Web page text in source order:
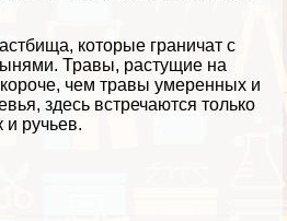
которые граничат с
Травы, растущие на
чем травы умеренных и
здесь встречаются только
и ручьев.